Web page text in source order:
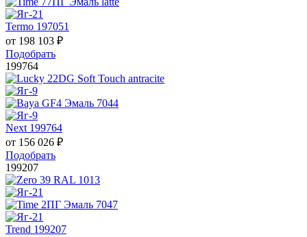
Termo 197051
от 198 103 ₽
Подобрать
199764
Next 199764
от 156 026 ₽
Подобрать
199207
Trend 199207